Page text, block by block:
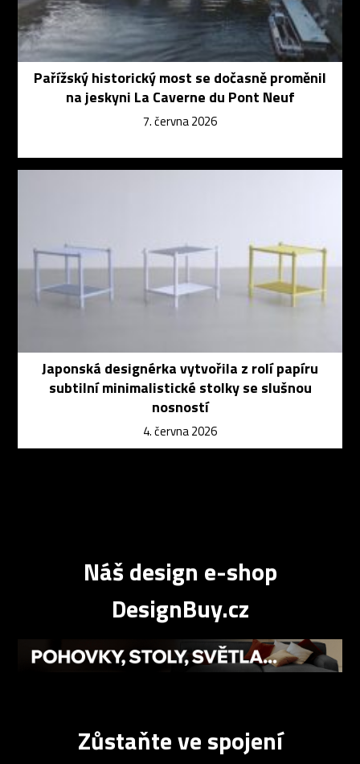
Pařížský historický most se dočasně proměnil
na jeskyni La Caverne du Pont Neuf
7. června 2026
Japonská designérka vytvořila z rolí papíru
subtilní minimalistické stolky se slušnou
nosností
4. června 2026
Náš design e-shop
DesignBuy.cz
Zůstaňte ve spojení